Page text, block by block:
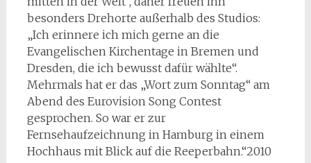
besonders Drehorte außerhalb des Studios:
„Ich erinnere ich mich gerne an die
Evangelischen Kirchentage in Bremen und
Dresden, die ich bewusst dafür wählte“.
Mehrmals hat er das „Wort zum Sonntag“ am
Abend des Eurovision Song Contest
gesprochen. So war er zur
Fernsehaufzeichnung in Hamburg in einem
Hochhaus mit Blick auf die Reeperbahn.“2010